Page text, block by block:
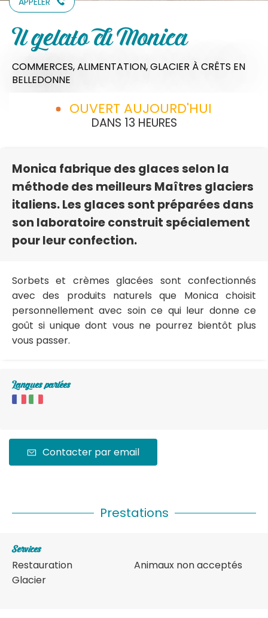
Il gelato di Monica
COMMERCES,ALIMENTATION,GLACIER À CRÊTS EN
BELLEDONNE
OUVERT AUJOURD'HUI
DANS 13 HEURES
Monica fabrique des glaces selon la
méthode des meilleurs Maîtres glaciers
italiens. Les glaces sont préparées dans
son laboratoire construit spécialement
pour leur confection.
Sorbets et crèmes glacées sont confectionnés
avec des produits naturels que Monica choisit
personnellement avec soin ce qui leur donne ce
goût si unique dont vous ne pourrez bientôt plus
vous passer.
Langues parlées
Contacter par email
Prestations
Services
Restauration
Glacier
Animaux non acceptés